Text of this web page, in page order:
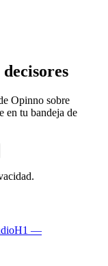
Opinno sobre
en tu bandeja de
H1 —